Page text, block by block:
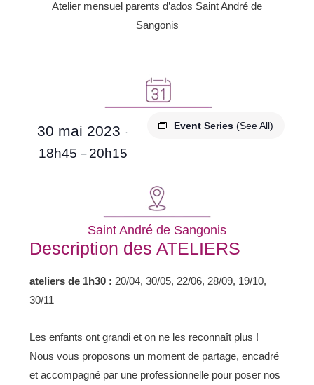
Atelier mensuel parents d’ados Saint André de
Sangonis
Event Series (See All)
30 mai 2023 ·
18h45 – 20h15
Saint André de Sangonis
Description des ATELIERS
ateliers de 1h30 : 20/04, 30/05, 22/06, 28/09, 19/10,
30/11
Les enfants ont grandi et on ne les reconnaît plus !
Nous vous proposons un moment de partage, encadré
et accompagné par une professionnelle pour poser nos